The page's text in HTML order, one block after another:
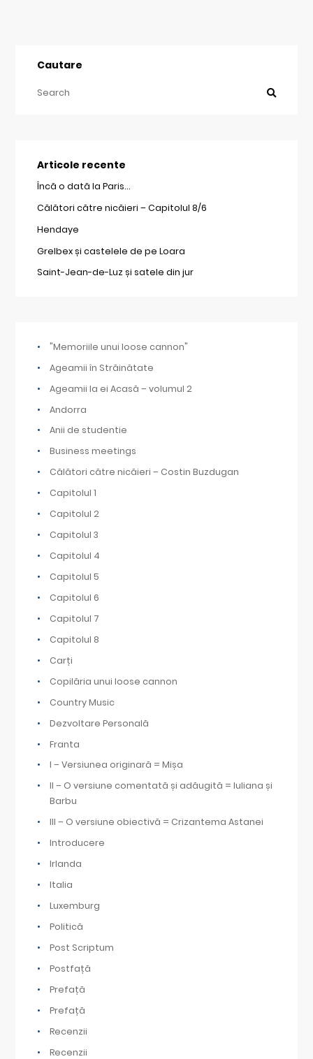
Cautare
Articole recente
Încă o dată la Paris…
Călători către nicăieri – Capitolul 8/6
Hendaye
Grelbex și castelele de pe Loara
Saint-Jean-de-Luz și satele din jur
"Memoriile unui loose cannon"
Ageamii în Străinătate
Ageamii la ei Acasă – volumul 2
Andorra
Anii de studentie
Business meetings
Călători către nicăieri – Costin Buzdugan
Capitolul 1
Capitolul 2
Capitolul 3
Capitolul 4
Capitolul 5
Capitolul 6
Capitolul 7
Capitolul 8
Carți
Copilăria unui loose cannon
Country Music
Dezvoltare Personală
Franta
I – Versiunea originară = Mișa
II – O versiune comentată și adăugită = Iuliana și
Barbu
III – O versiune obiectivă = Crizantema Astanei
Introducere
Irlanda
Italia
Luxemburg
Politică
Post Scriptum
Postfață
Prefață
Prefață
Recenzii
Recenzii